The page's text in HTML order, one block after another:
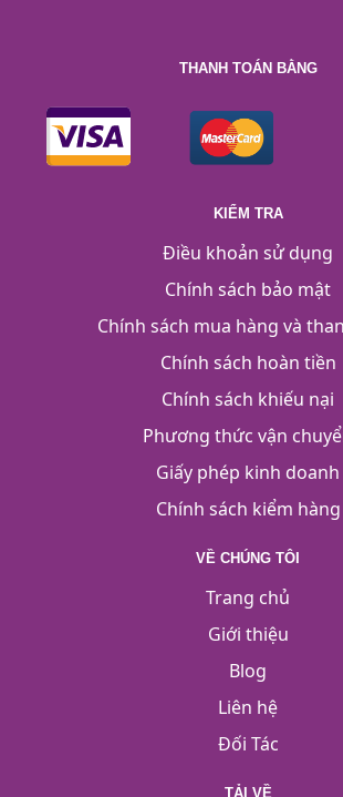
THANH TOÁN BẰNG
KIỂM TRA
Điều khoản sử dụng
Chính sách bảo mật
Chính sách mua hàng và
Chính sách hoàn tiền
Chính sách khiếu nại
Phương thức vận
Giấy phép kinh doanh
Chính sách kiểm hàng
VỀ CHÚNG TÔI
Trang chủ
Giới thiệu
Blog
Liên hệ
Đối Tác
TẢI VỀ